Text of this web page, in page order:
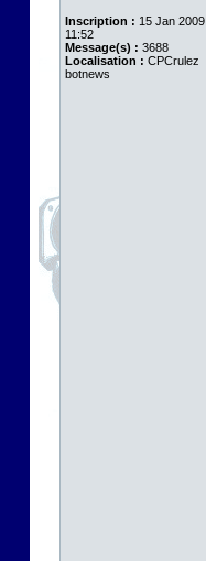
Inscription : 15 Jan 2009,
11:52
Message(s) : 3688
Localisation : CPCrulez
botnews